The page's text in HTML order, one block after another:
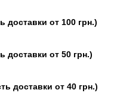
доставки от 100 грн.)
доставки от 50 грн.)
доставки от 40 грн.)